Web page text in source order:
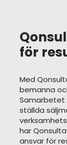
för
Med
bemanna
Samarbetet
ställda
har
ansvar för